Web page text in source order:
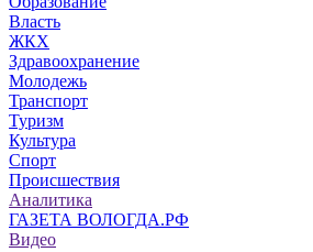
Власть
ЖКХ
Здравоохранение
Молодежь
Транспорт
Туризм
Культура
Спорт
Происшествия
Аналитика
ГАЗЕТА ВОЛОГДА.РФ
Видео